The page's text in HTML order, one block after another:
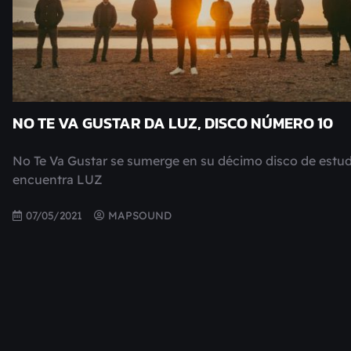
NO TE VA GUSTAR DA LUZ, DISCO NÚMERO 10
No Te Va Gustar se sumerge en su décimo disco de
encuentra LUZ
07/05/2021 MAPSOUND